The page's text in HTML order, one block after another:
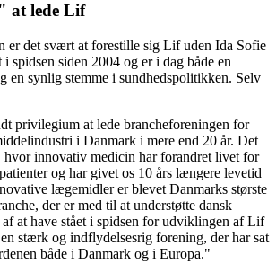
at lede Lif
er det svært at forestille sig Lif uden Ida Sofie
i spidsen siden 2004 og er i dag både en
en synlig stemme i sundhedspolitikken. Selv
privilegium at lede brancheforeningen for
i Danmark i mere end 20 år. Det
hvor innovativ medicin har forandret livet for
og har givet os 10 års længere levetid
lægemidler er blevet Danmarks største
der er med til at understøtte dansk
at have stået i spidsen for udviklingen af Lif
stærk og indflydelsesrig forening, der har sat
både i Danmark og i Europa."